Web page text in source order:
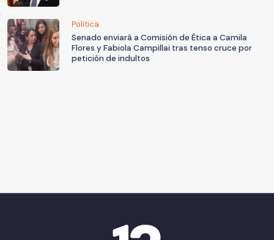
Política
Senado enviará a Comisión de Ética a Camila
Flores y Fabiola Campillai tras tenso cruce por
petición de indultos